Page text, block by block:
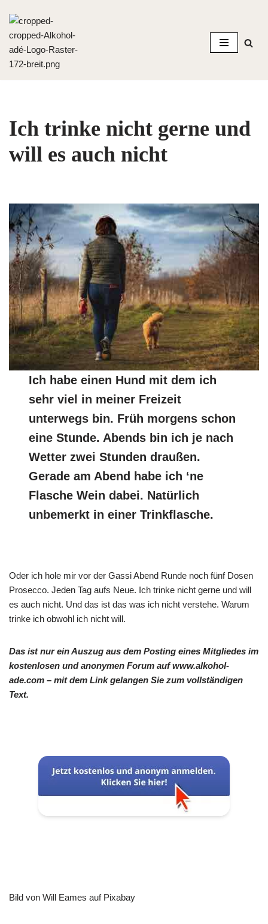
Zum
Inhalt
springen
Ich trinke nicht gerne und
will es auch nicht
Ich habe einen Hund mit dem ich
sehr viel in meiner Freizeit
unterwegs bin. Früh morgens schon
eine Stunde. Abends bin ich je nach
Wetter zwei Stunden draußen.
Gerade am Abend habe ich ‘ne
Flasche Wein dabei. Natürlich
unbemerkt in einer Trinkflasche.
Oder ich hole mir vor der Gassi Abend Runde noch fünf Dosen
Prosecco. Jeden Tag aufs Neue. Ich trinke nicht gerne und will
es auch nicht. Und das ist das was ich nicht verstehe. Warum
trinke ich obwohl ich nicht will.
Das ist nur ein Auszug aus dem Posting eines Mitgliedes im
kostenlosen und anonymen Forum auf www.alkohol-
ade.com – mit dem Link gelangen Sie zum vollständigen
Text.
Bild von Will Eames auf Pixabay